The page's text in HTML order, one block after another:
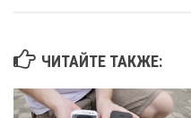
ЧИТАЙТЕ ТАКЖЕ: